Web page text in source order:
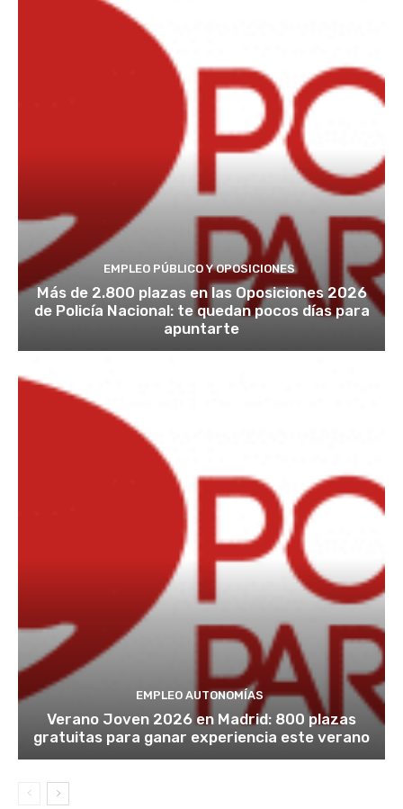
EMPLEO PÚBLICO Y OPOSICIONES
Más de 2.800 plazas en las Oposiciones 2026
de Policía Nacional: te quedan pocos días para
apuntarte
EMPLEO AUTONOMÍAS
Verano Joven 2026 en Madrid: 800 plazas
gratuitas para ganar experiencia este verano